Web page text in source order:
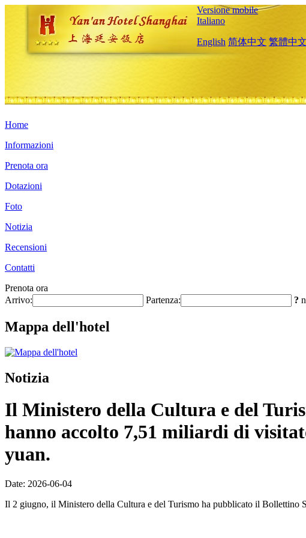
Versione mobile
Italiano
English 简体中文 繁體中文
Home
Informazioni
Prenota ora
Dotazioni
Foto
Notizia
Recensioni
Contatti
Prenota ora
Arrivo:
Partenza: ?
Mappa dell'hotel
Notizia
Il Ministero della Cultura e del
hanno accolto 7,51 miliardi di
yuan.
Date: 2026-06-04
Il 2 giugno, il Ministero della Cultura e del Turismo ha pubblicato il Bollettino